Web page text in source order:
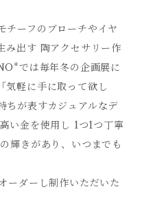
チーフのブローチやイヤ
み出す 陶アクセサリー作
では毎年冬の企画展に
気軽に手に取って欲し
ちが表すカジュアルなデ
い金を使用し 1つ1つ丁寧
輝きがあり、いつまでも
ーダーし制作いただいた